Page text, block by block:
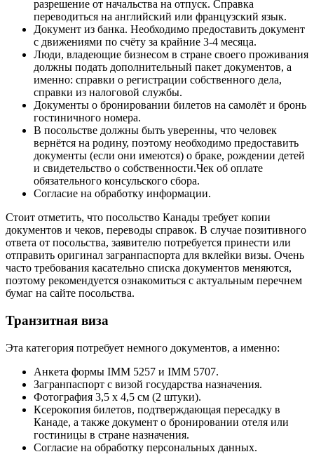
разрешение от начальства на отпуск. Справка
переводиться на английский или французский язык.
Документ из банка. Необходимо предоставить документ
с движениями по счёту за крайние 3-4 месяца.
Люди, владеющие бизнесом в стране своего проживания
должны подать дополнительный пакет документов, а
именно: справки о регистрации собственного дела,
справки из налоговой службы.
Документы о бронировании билетов на самолёт и бронь
гостиничного номера.
В посольстве должны быть уверенны, что человек
вернётся на родину, поэтому необходимо предоставить
документы (если они имеются) о браке, рождении детей
и свидетельство о собственности.Чек об оплате
обязательного консульского сбора.
Согласие на обработку информации.
Стоит отметить, что посольство Канады требует копии
документов и чеков, переводы справок. В случае позитивного
ответа от посольства, заявителю потребуется принести или
отправить оригинал загранпаспорта для вклейки визы. Очень
часто требования касательно списка документов меняются,
поэтому рекомендуется ознакомиться с актуальным перечнем
бумаг на сайте посольства.
Транзитная виза
Эта категория потребует немного документов, а именно:
Анкета формы IMM 5257 и IMM 5707.
Загранпаспорт с визой государства назначения.
Фотография 3,5 х 4,5 см (2 штуки).
Ксерокопия билетов, подтверждающая пересадку в
Канаде, а также документ о бронировании отеля или
гостиницы в стране назначения.
Согласие на обработку персональных данных.